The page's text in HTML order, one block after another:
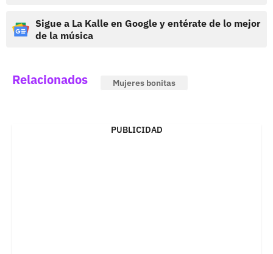
Sigue a La Kalle en Google y entérate de lo mejor
de la música
Relacionados Mujeres bonitas
PUBLICIDAD